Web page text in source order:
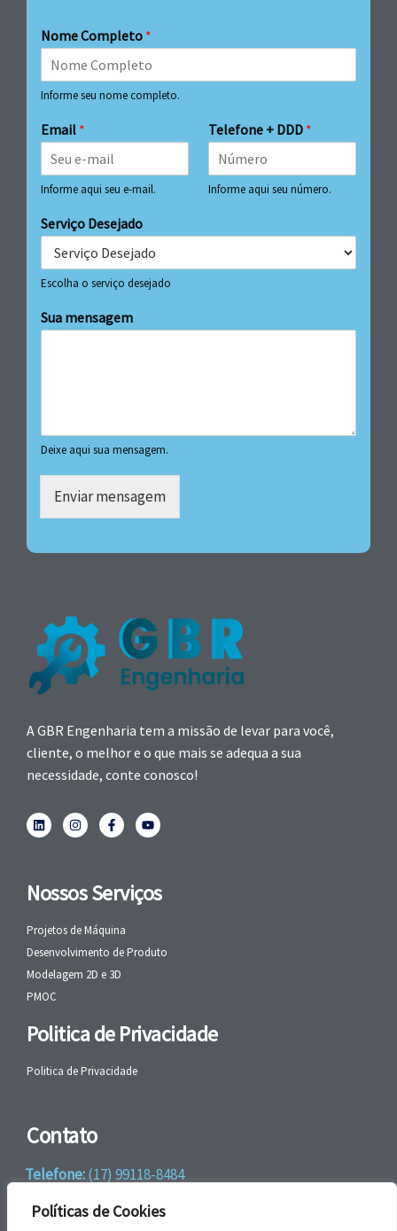
Políticas de Cookies
Nome Completo *
Informe seu nome completo.
Email *
Informe aqui seu e-mail.
Telefone + DDD *
Informe aqui seu número.
Serviço Desejado
Escolha o serviço desejado
Sua mensagem
Deixe aqui sua mensagem.
Enviar mensagem
A GBR Engenharia tem a missão de levar para você,
cliente, o melhor e o que mais se adequa a sua
necessidade, conte conosco!
Nossos Serviços
Projetos de Máquina
Desenvolvimento de Produto
Modelagem 2D e 3D
PMOC
Politica de Privacidade
Politica de Privacidade
Contato
Telefone:(17) 99118-8484
WhatsApp:+55 (17) 99118-8484